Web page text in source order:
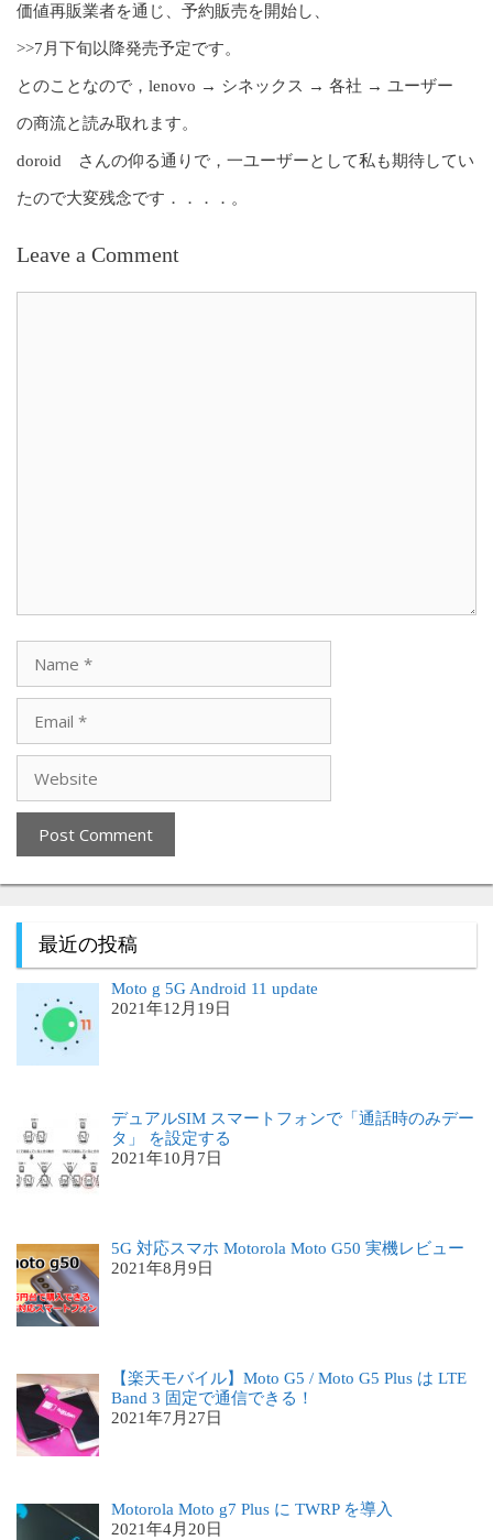
価値再販業者を通じ、予約販売を開始し、
>>7月下旬以降発売予定です。
とのことなので，lenovo → シネックス → 各社 → ユーザー
の商流と読み取れます。
doroid さんの仰る通りで，一ユーザーとして私も期待してい
たので大変残念です．．．．。
Leave a Comment
最近の投稿
Moto g 5G Android 11 update
2021年12月19日
デュアルSIM スマートフォンで「通話時のみデー
タ」 を設定する
2021年10月7日
5G 対応スマホ Motorola Moto G50 実機レビュー
2021年8月9日
【楽天モバイル】Moto G5 / Moto G5 Plus は LTE
Band 3 固定で通信できる！
2021年7月27日
Motorola Moto g7 Plus に TWRP を導入
2021年4月20日